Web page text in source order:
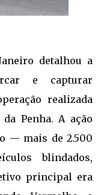
detalhou a
e capturar
realizada
Penha. A ação
— mais de 2.500
blindados,
principal era